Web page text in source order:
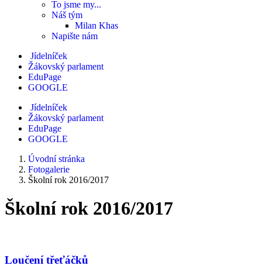
To jsme my...
Náš tým
Milan Khas
Napište nám
Jídelníček
Žákovský parlament
EduPage
GOOGLE
Jídelníček
Žákovský parlament
EduPage
GOOGLE
Úvodní stránka
Fotogalerie
Školní rok 2016/2017
Školní rok 2016/2017
Loučení třeťáčků